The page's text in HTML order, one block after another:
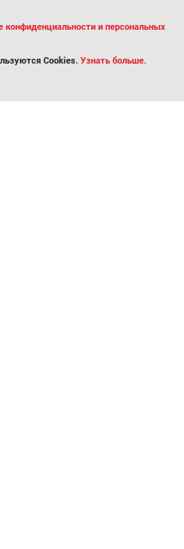
конфиденциальности и персональных
Cookies. Узнать больше.